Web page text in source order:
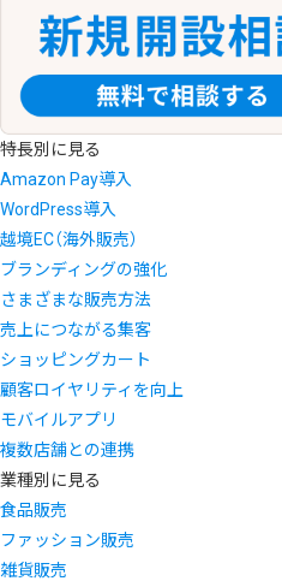
特長別に見る
Amazon Pay導入
WordPress導入
越境EC（海外販売）
ブランディングの強化
さまざまな販売方法
売上につながる集客
ショッピングカート
顧客ロイヤリティを向上
モバイルアプリ
複数店舗との連携
業種別に見る
食品販売
ファッション販売
雑貨販売